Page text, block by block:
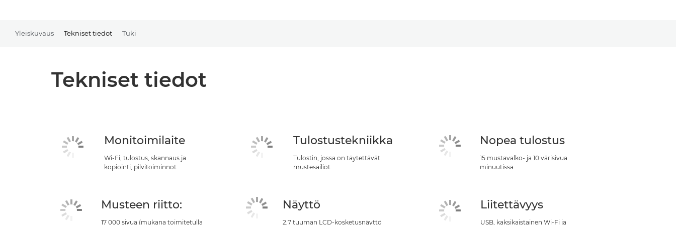
Yleiskuvaus Tekniset tiedot Tuki
Tekniset tiedot
Monitoimilaite
Wi-Fi, tulostus, skannaus ja
kopiointi, pilvitoiminnot
Tulostustekniikka
Tulostin, jossa on täytettävät
mustesäiliöt
Nopea tulostus
15 mustavalko- ja 10 värisivua
minuutissa
Musteen riitto:
17 000 sivua (mukana toimitetulla
Näyttö
2,7 tuuman LCD-kosketusnäyttö
Liitettävyys
USB, kaksikaistainen Wi-Fi ja